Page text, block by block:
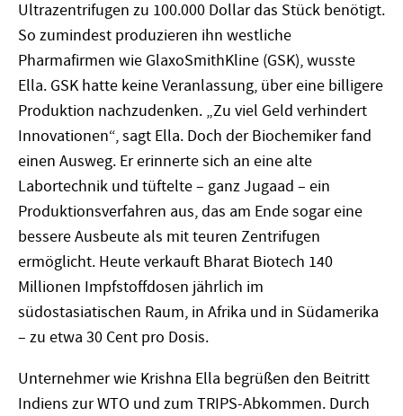
Ultrazentrifugen zu 100.000 Dollar das Stück benötigt.
So zumindest produzieren ihn westliche
Pharmafirmen wie GlaxoSmithKline (GSK), wusste
Ella. GSK hatte keine Veranlassung, über eine billigere
Produktion nachzudenken. „Zu viel Geld verhindert
Innovationen“, sagt Ella. Doch der Biochemiker fand
einen Ausweg. Er erinnerte sich an eine alte
Labortechnik und tüftelte – ganz Jugaad – ein
Produktionsverfahren aus, das am Ende sogar eine
bessere Ausbeute als mit teuren Zentrifugen
ermöglicht. Heute verkauft Bharat Biotech 140
Millionen Impfstoffdosen jährlich im
südostasiatischen Raum, in Afrika und in Südamerika
– zu etwa 30 Cent pro Dosis.
Unternehmer wie Krishna Ella begrüßen den Beitritt
Indiens zur WTO und zum TRIPS-Abkommen. Durch